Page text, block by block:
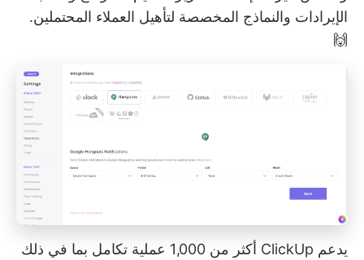
الإيرادات والنماذج المخصصة لتأهيل العملاء المحتملين.
🙌
يدعم ClickUp أكثر من 1,000 عملية تكامل بما في ذلك